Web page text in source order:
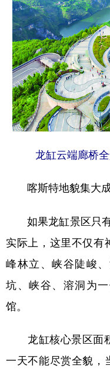
龙缸云端廊桥
喀斯特地貌集大
如果龙缸景区只有
实际上，这里不仅有
峰林立、峡谷陡峻
坑、峡谷、溶洞为
馆。
龙缸核心景区面
一天不能尽赏全貌，